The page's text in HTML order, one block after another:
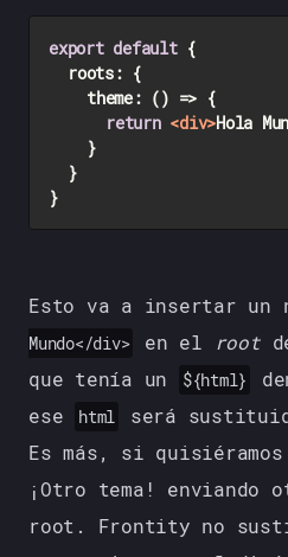
export default {
roots: {
theme: () => {
return <div>Hola
}
Esto va a insertar un
Mundo</div>
en el root
que tenía un
${html}
ese
html
será
Es más, si
¡Otro tema! enviando
root. Frontity no